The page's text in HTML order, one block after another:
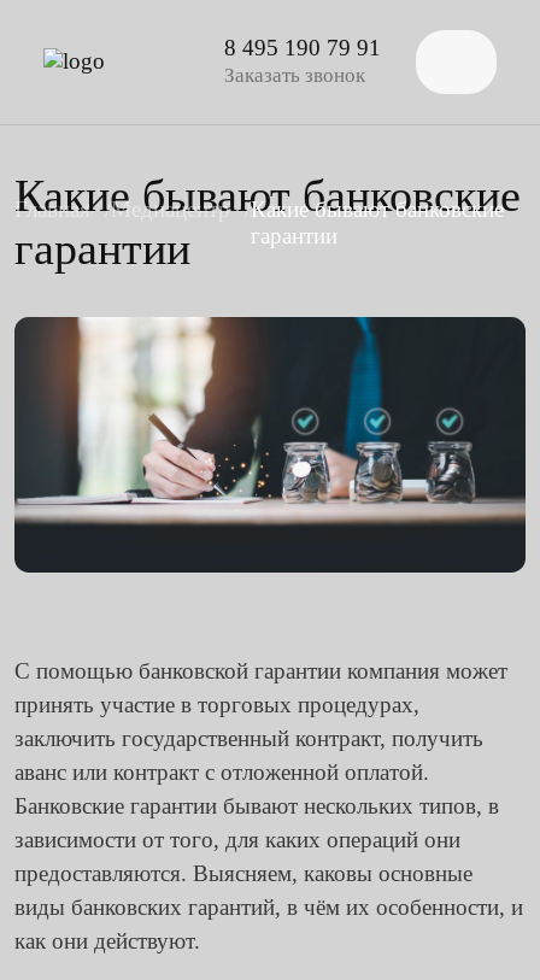
8 495 190 79 91
Заказать звонок
Главная Медиацентр
Какие бывают банковские
гарантии
Какие бывают банковские
гарантии
С помощью банковской гарантии компания может
принять участие в торговых процедурах,
заключить государственный контракт, получить
аванс или контракт с отложенной оплатой.
Банковские гарантии бывают нескольких типов, в
зависимости от того, для каких операций они
предоставляются. Выясняем, каковы основные
виды банковских гарантий, в чём их особенности, и
как они действуют.